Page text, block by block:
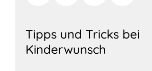
Tipps und Tricks bei
Kinderwunsch